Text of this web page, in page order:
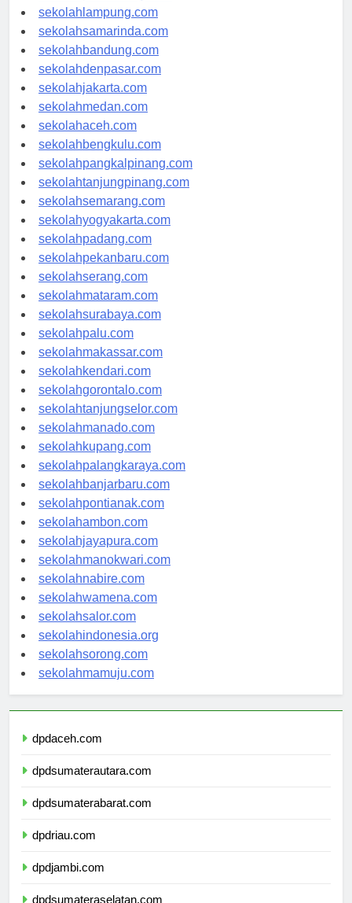
sekolahpalembang.com
sekolahlampung.com
sekolahsamarinda.com
sekolahbandung.com
sekolahdenpasar.com
sekolahjakarta.com
sekolahmedan.com
sekolahaceh.com
sekolahbengkulu.com
sekolahpangkalpinang.com
sekolahtanjungpinang.com
sekolahsemarang.com
sekolahyogyakarta.com
sekolahpadang.com
sekolahpekanbaru.com
sekolahserang.com
sekolahmataram.com
sekolahsurabaya.com
sekolahpalu.com
sekolahmakassar.com
sekolahkendari.com
sekolahgorontalo.com
sekolahtanjungselor.com
sekolahmanado.com
sekolahkupang.com
sekolahpalangkaraya.com
sekolahbanjarbaru.com
sekolahpontianak.com
sekolahambon.com
sekolahjayapura.com
sekolahmanokwari.com
sekolahnabire.com
sekolahwamena.com
sekolahsalor.com
sekolahindonesia.org
sekolahsorong.com